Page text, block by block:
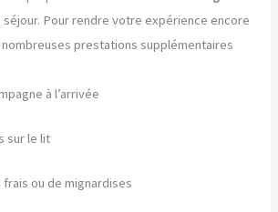
Pour rendre votre expérience encore
prestations supplémentaires
à l’arrivée
sur le lit
ou de mignardises